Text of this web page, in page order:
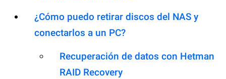
¿Cómo puedo retirar discos del NAS y
conectarlos a un PC?
Recuperación de datos con Hetman
RAID Recovery